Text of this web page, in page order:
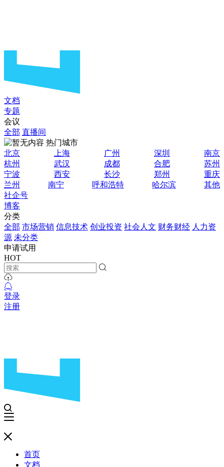
文档
专题
会议
全部 直播间
热门城市
北京
上海 广州 深圳
南京
杭州
武汉 成都 合肥
苏州
宁波
西安 长沙 郑州
重庆
兰州
南宁 呼和浩特 哈尔滨
其他
社企号
博客
分类
全部 市场营销 信息技术 创业投资 社会人文 财务财经 人力资
源 未分类
申请试用
HOT
登录
注册
首页
文档